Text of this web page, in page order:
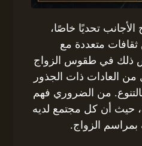
تحديًا خاصًا،
ثقافات متعددة مع
ذلك في طقوس الزواج
من العادات ذات الجذور
من الضروري فهم
حيث أن كل مجتمع لديه
بمراسم الزواج.